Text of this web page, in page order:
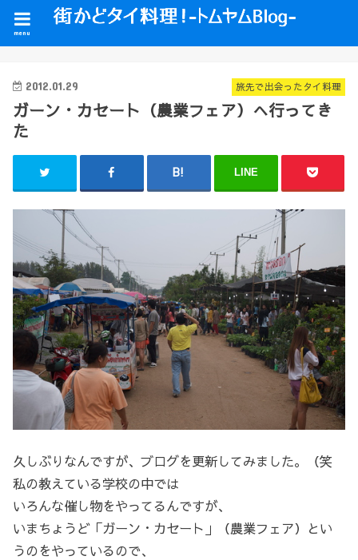
menu
旅先で出会ったタイ料理
2012.01.29
ガーン・カセート（農業フェア）へ行ってき
た
LINE
久しぶりなんですが、ブログを更新してみました。（笑
私の教えている学校の中では
いろんな催し物をやってるんですが、
いまちょうど「ガーン・カセート」（農業フェア）とい
うのをやっているので、